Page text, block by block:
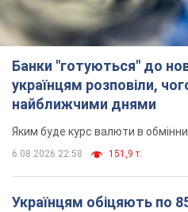
Банки "готуються" до
українцям розповіли,
найближчими днями
Яким буде курс валюти в
6.08.2026 22:58 151,9 т.
Українцям обіцяють по